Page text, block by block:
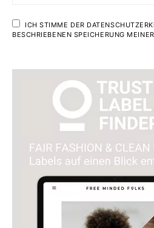
ICH STIMME DER
BESCHRIEBENEN SPEICHERUNG